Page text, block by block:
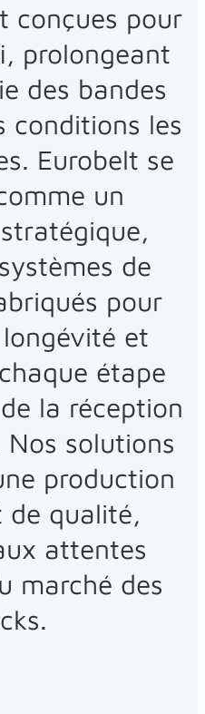
conçues pour
prolongeant
des bandes
conditions les
Eurobelt se
un
de
pour
et
étape
la réception
Nos solutions
production
de qualité,
attentes
marché des